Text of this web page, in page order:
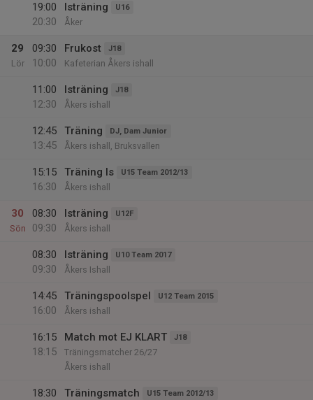
19:00
20:30
Isträning U16
Åker
29
Lör
09:30
10:00
Frukost J18
Kafeterian Åkers ishall
11:00
12:30
Isträning J18
Åkers ishall
12:45
13:45
Träning DJ, Dam Junior
Åkers ishall, Bruksvallen
15:15
16:30
Träning Is U15 Team 2012/13
Åkers ishall
30
Sön
08:30
09:30
Isträning U12F
Åkers ishall
08:30
09:30
Isträning U10 Team 2017
Åkers Ishall
14:45
16:00
Träningspoolspel U12 Team 2015
Åkers ishall
16:15
18:15
Match mot EJ KLART J18
Träningsmatcher 26/27
Åkers ishall
18:30
Träningsmatch U15 Team 2012/13